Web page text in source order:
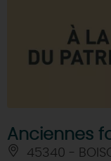
Anciennes
45340 -